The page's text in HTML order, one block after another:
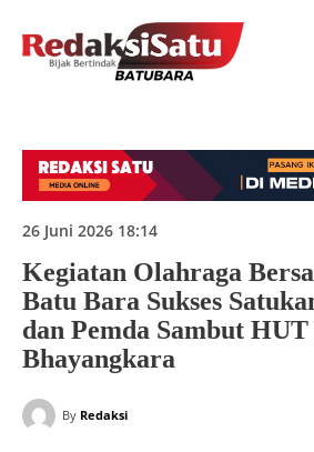
26 Juni 2026 18:14
Kegiatan Olahraga
Batu Bara Sukses
dan Pemda Sambut HUT
Bhayangkara
By Redaksi